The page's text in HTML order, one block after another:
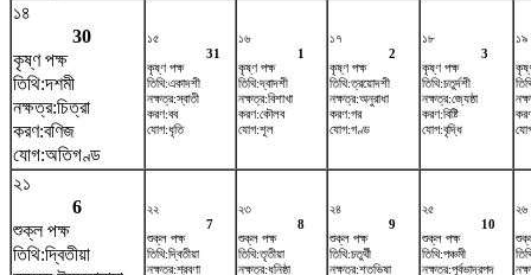
১৪
30
কৃষ্ণ পক্ষ
তিথি:দশমী
নক্ষত্র:চিত্রা
করণ:বণিজ
যোগ:অতিগণ্ড
১৫
31
কৃষ্ণ পক্ষ
তিথি:একাদশী
নক্ষত্র:স্বাতী
করণ:বব
যোগ:ধৃতি
১৬
1
কৃষ্ণ পক্ষ
তিথি:দ্বাদশী
নক্ষত্র:বিশাখা
করণ:কৌলব
যোগ:শূল
১৭
2
কৃষ্ণ পক্ষ
তিথি:ত্রয়োদশী
নক্ষত্র:অনুরাধা
করণ:গর
যোগ:গণ্ড
১৮
3
কৃষ্ণ পক্ষ
তিথি:চতুর্দশী
নক্ষত্র:জ্যেষ্ঠা
করণ:বিষ্টি
যোগ:বৃদ্ধি
১৯
২১
6
শুক্ল পক্ষ
তিথি:দ্বিতীয়া
২২
7
শুক্ল পক্ষ
তিথি:দ্বিতীয়া
নক্ষত্র:শ্রবণা
২৩
8
শুক্ল পক্ষ
তিথি:তৃতীয়া
নক্ষত্র:ধনিষ্ঠা
২৪
9
শুক্ল পক্ষ
তিথি:চতুর্থী
নক্ষত্র:শতভিষ‌া
২৫
10
শুক্ল পক্ষ
তিথি:পঞ্চমী
নক্ষত্র:পূর্বভাদ্রপদ
২৬